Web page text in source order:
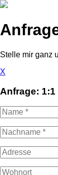
Stelle mir ganz
X
Anfrage: